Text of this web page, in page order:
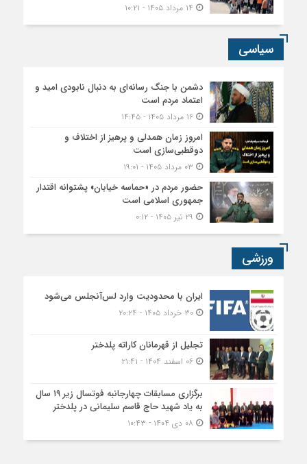
سیاسی
دشمن با جنگ رسانه‌ای به دنبال نابودی امید و
اعتماد مردم است
۱۶ مرداد ۱۴۰۵ - ۱۴:۴۵
امروز زمان همدلی و پرهیز از اختلاف و
دوقطبی‌سازی است
حضور مردم در «حماسه خیابان» پشتوانه اقتدار
جمهوری اسلامی است
ورزشی
ایران با محدودیت وارد لس‌آنجلس می‌شود
۳۰ خرداد ۱۴۰۵ - ۲۰:۲۴
تجلیل از قهرمانان کاراته پلدختر
۰۶ اسفند ۱۴۰۴ - ۲۱:۴۱
برگزاری مسابقات چهارجانبه فوتسال زیر ۱۹ سال
به یاد شهید حاج قاسم سلیمانی در پلدختر